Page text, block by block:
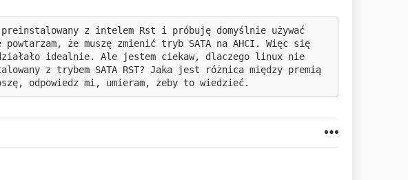
z intelem Rst i próbuję domyślnie używać
że muszę zmienić tryb SATA na AHCI. Więc się
idealnie. Ale jestem ciekaw, dlaczego linux nie
z trybem SATA RST? Jaka jest różnica między premią
odpowiedz mi, umieram, żeby to wiedzieć.